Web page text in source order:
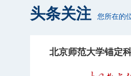
您所在的
头条关注
北京师范大学锚定